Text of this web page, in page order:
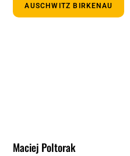
AUSCHWITZ BIRKENAU
Maciej Poltorak